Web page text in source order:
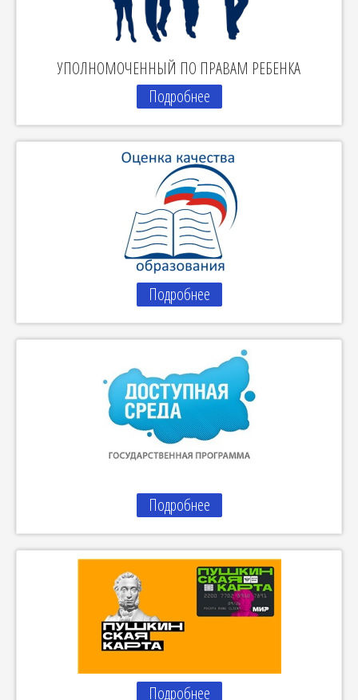
УПОЛНОМОЧЕННЫЙ ПО ПРАВАМ РЕБЕНКА
Подробнее
Подробнее
Подробнее
Подробнее